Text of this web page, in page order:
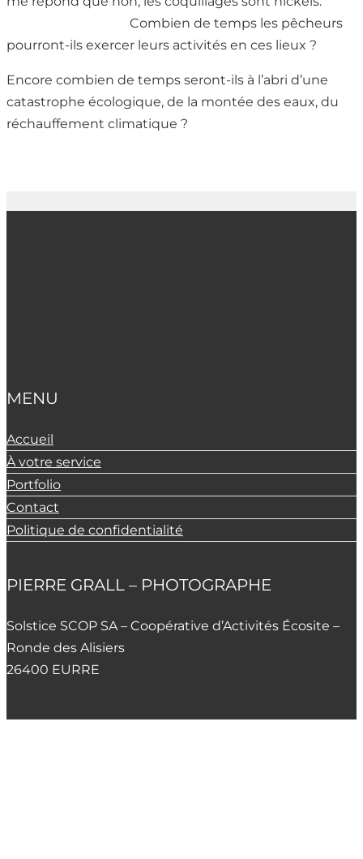
Combien de temps les pêcheurs
pourront-ils exercer leurs activités en ces lieux ?
Encore combien de temps seront-ils à l’abri d’une
catastrophe écologique, de la montée des eaux, du
réchauffement climatique ?
MENU
Accueil
À votre service
Portfolio
Contact
Politique de confidentialité
PIERRE GRALL – PHOTOGRAPHE
Solstice SCOP SA – Coopérative d’Activités Écosite –
Ronde des Alisiers
26400 EURRE